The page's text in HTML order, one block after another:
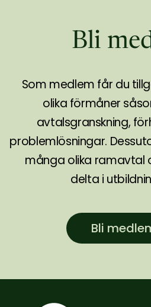
Bli
Som medlem får du
olika förmåner
avtalsgranskning,
problemlösningar.
många olika ramavtal
delta i
Bli